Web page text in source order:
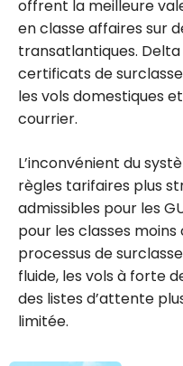
offrent la meilleure
en classe affaires sur
transatlantiques.
certificats de
les vols domestiques
courrier.
L’inconvénient du
règles tarifaires plus
admissibles pour les
pour les classes moins
processus de
fluide, les vols à forte
des listes d’attente
limitée.